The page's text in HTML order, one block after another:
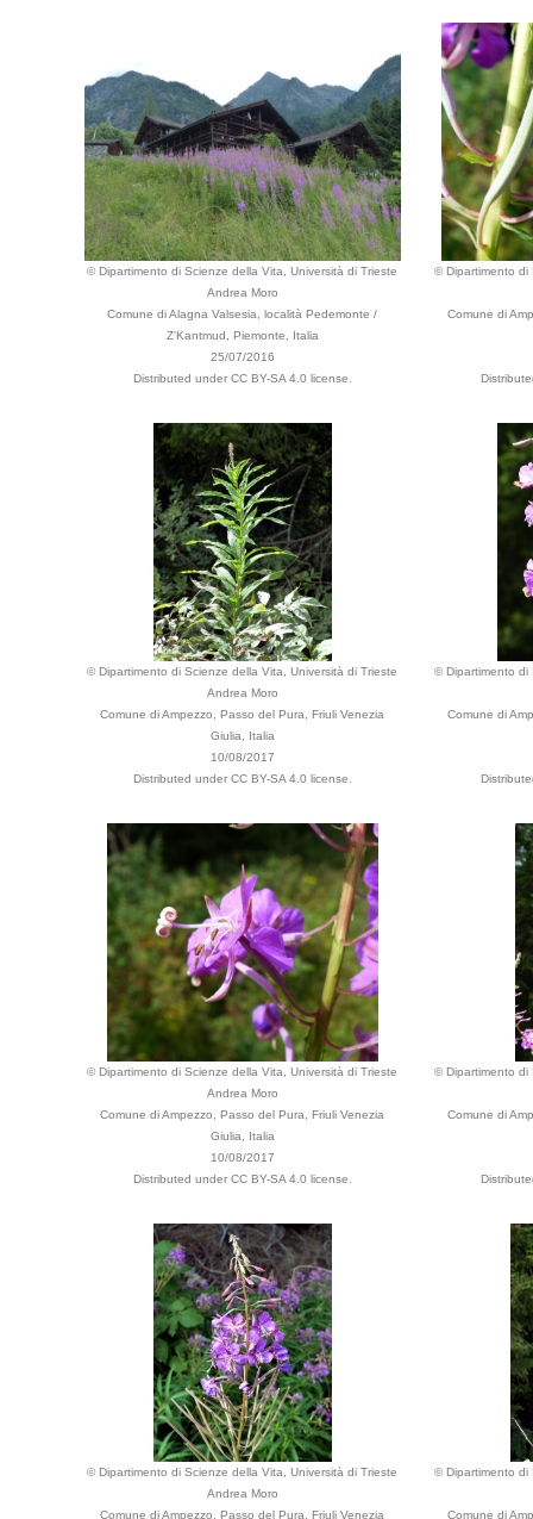
© Dipartimento di Scienze della Vita, Università di Trieste
Andrea Moro
Comune di Alagna Valsesia, località Pedemonte /
Z'Kantmud, Piemonte, Italia
25/07/2016
Distributed under CC BY-SA 4.0 license.
© Dipartimento di
Comune di
© Dipartimento di Scienze della Vita, Università di Trieste
Andrea Moro
Comune di Ampezzo, Passo del Pura, Friuli Venezia
Giulia, Italia
10/08/2017
Distributed under CC BY-SA 4.0 license.
© Dipartimento di
Comune di
© Dipartimento di Scienze della Vita, Università di Trieste
Andrea Moro
Comune di Ampezzo, Passo del Pura, Friuli Venezia
Giulia, Italia
10/08/2017
Distributed under CC BY-SA 4.0 license.
© Dipartimento di
Comune di
© Dipartimento di Scienze della Vita, Università di Trieste
Andrea Moro
Comune di Ampezzo, Passo del Pura, Friuli Venezia
© Dipartimento di
Comune di